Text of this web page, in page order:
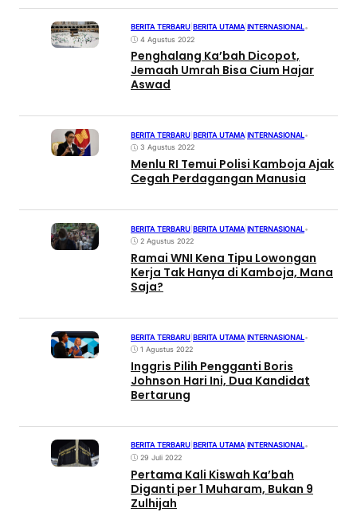
BERITA TERBARU BERITA UTAMA INTERNASIONAL•
4 Agustus 2022
Penghalang Ka’bah Dicopot,
Jemaah Umrah Bisa Cium Hajar
Aswad
BERITA TERBARU BERITA UTAMA INTERNASIONAL•
3 Agustus 2022
Menlu RI Temui Polisi Kamboja Ajak
Cegah Perdagangan Manusia
BERITA TERBARU BERITA UTAMA INTERNASIONAL•
2 Agustus 2022
Ramai WNI Kena Tipu Lowongan
Kerja Tak Hanya di Kamboja, Mana
Saja?
BERITA TERBARU BERITA UTAMA INTERNASIONAL•
1 Agustus 2022
Inggris Pilih Pengganti Boris
Johnson Hari Ini, Dua Kandidat
Bertarung
BERITA TERBARU BERITA UTAMA|INTERNASIONAL•
29 Juli 2022
Pertama Kali Kiswah Ka’bah
Diganti per 1 Muharam, Bukan 9
Zulhijah